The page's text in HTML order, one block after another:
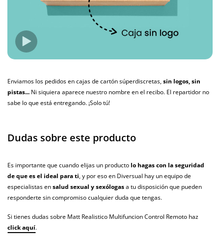
Enviamos los pedidos en cajas de cartón súperdiscretas,sin logos, sin
pistas... Ni siquiera aparece nuestro nombre en el recibo. El repartidor no
sabe lo que está entregando. ¡Solo tú!
Dudas sobre este producto
Es importante que cuando elijas un producto lo hagas con la seguridad
de que es el ideal para ti, y por eso en Diversual hay un equipo de
especialistas ensalud sexual y sexólogasa tu disposición que pueden
responderte sin compromiso cualquier duda que tengas.
Si tienes dudas sobre Matt Realistico Multifuncion Control Remoto haz
click aquí.